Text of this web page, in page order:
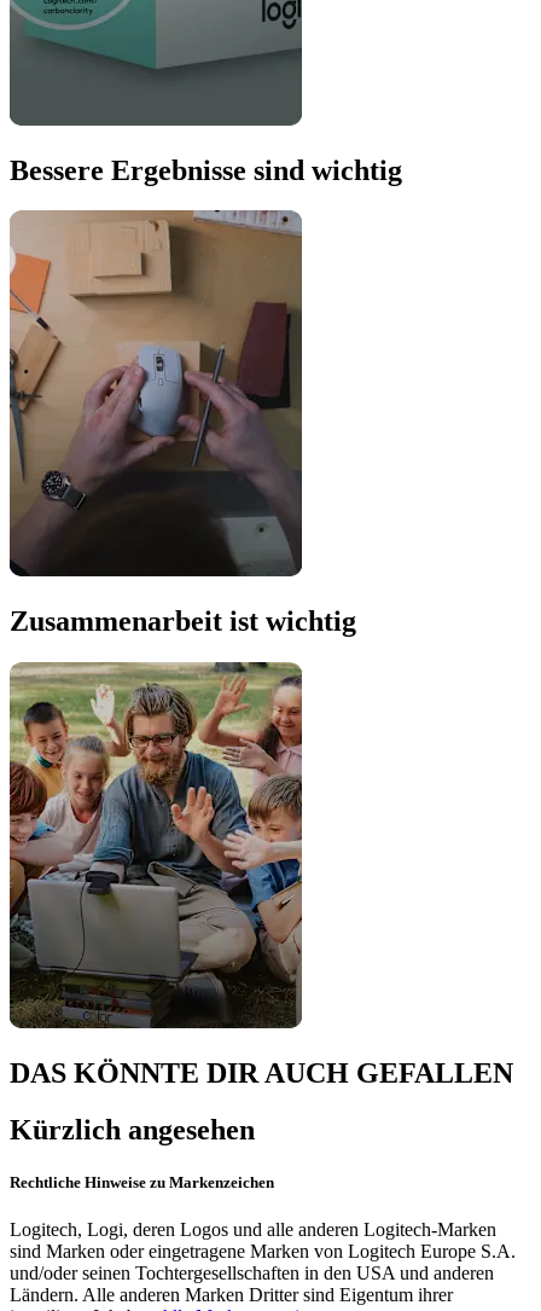
Bessere Ergebnisse sind wichtig
Zusammenarbeit ist wichtig
DAS KÖNNTE DIR AUCH GEFALLEN
Kürzlich angesehen
Rechtliche Hinweise zu Markenzeichen
Logitech, Logi, deren Logos und alle anderen Logitech-Marken
sind Marken oder eingetragene Marken von Logitech Europe S.A.
und/oder seinen Tochtergesellschaften in den USA und anderen
Ländern. Alle anderen Marken Dritter sind Eigentum ihrer